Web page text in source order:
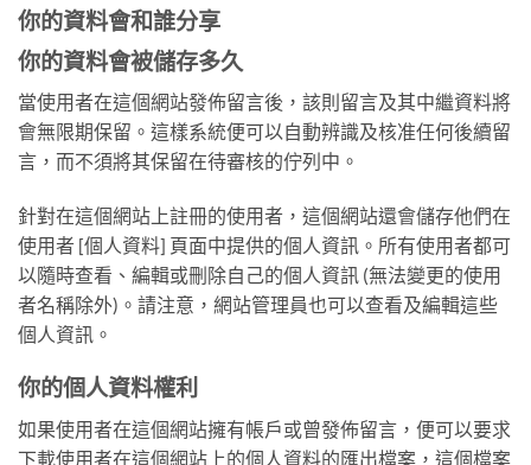
你的資料會和誰分享
你的資料會被儲存多久
當使用者在這個網站發佈留言後，該則留言及其中繼資料將
會無限期保留。這樣系統便可以自動辨識及核准任何後續留
言，而不須將其保留在待審核的佇列中。
針對在這個網站上註冊的使用者，這個網站還會儲存他們在
使用者 [個人資料] 頁面中提供的個人資訊。所有使用者都可
以隨時查看、編輯或刪除自己的個人資訊 (無法變更的使用
者名稱除外)。請注意，網站管理員也可以查看及編輯這些
個人資訊。
你的個人資料權利
如果使用者在這個網站擁有帳戶或曾發佈留言，便可以要求
下載使用者在這個網站上的個人資料的匯出檔案，這個檔案